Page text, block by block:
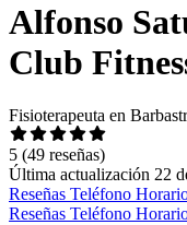
Alfonso
Club
Fisioterapeuta en
5 (49 reseñas)
Última actualización 22
Reseñas Teléfono
Reseñas Teléfono